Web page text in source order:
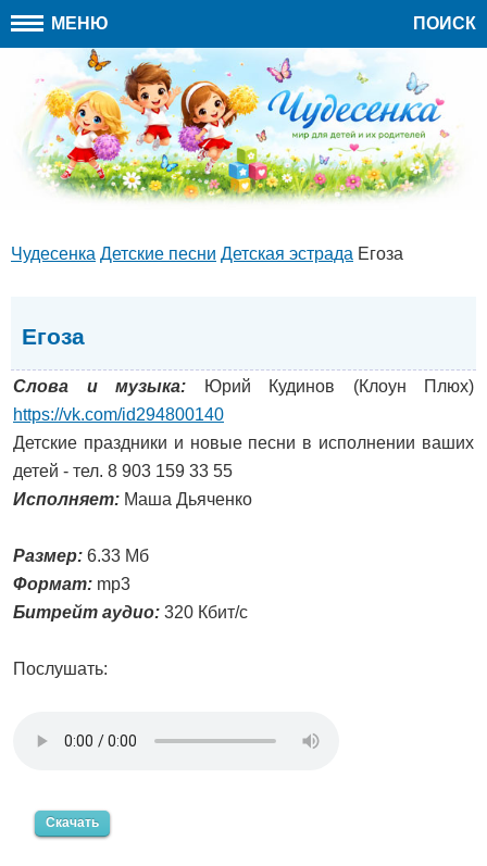
МЕНЮ ПОИСК
Чудесенка Детские песни Детская эстрада Егоза
Егоза
Слова и музыка: Юрий Кудинов (Клоун Плюх)
https://vk.com/id294800140
Детские праздники и новые песни в исполнении ваших
детей - тел. 8 903 159 33 55
Исполняет: Маша Дьяченко
Размер: 6.33 Мб
Формат: mp3
Битрейт аудио: 320 Кбит/с
Послушать:
Скачать